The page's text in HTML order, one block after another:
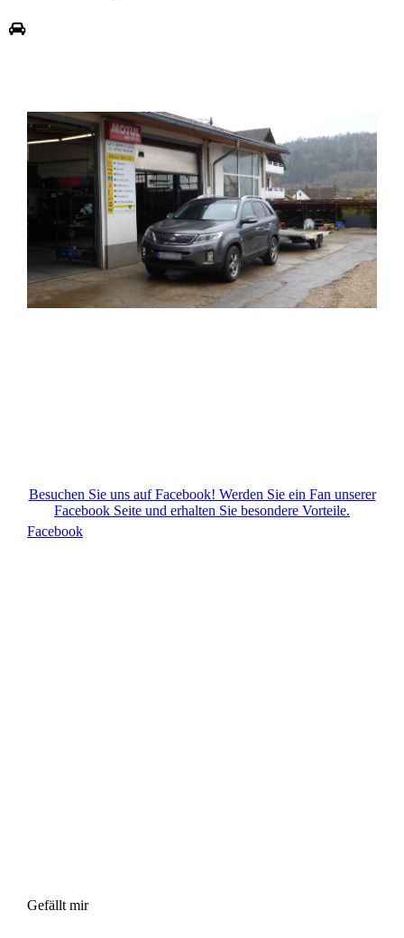
Besuchen Sie uns auf Facebook! Werden Sie ein Fan unserer
Facebook Seite und erhalten Sie besondere Vorteile.
Facebook
Gefällt mir